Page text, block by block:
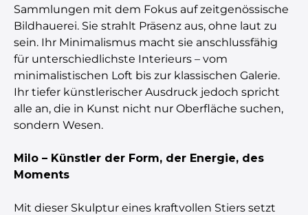
Sammlungen mit dem Fokus auf zeitgenössische
Bildhauerei. Sie strahlt Präsenz aus, ohne laut zu
sein. Ihr Minimalismus macht sie anschlussfähig
für unterschiedlichste Interieurs – vom
minimalistischen Loft bis zur klassischen Galerie.
Ihr tiefer künstlerischer Ausdruck jedoch spricht
alle an, die in Kunst nicht nur Oberfläche suchen,
sondern Wesen.
Milo – Künstler der Form, der Energie, des
Moments
Mit dieser Skulptur eines kraftvollen Stiers setzt